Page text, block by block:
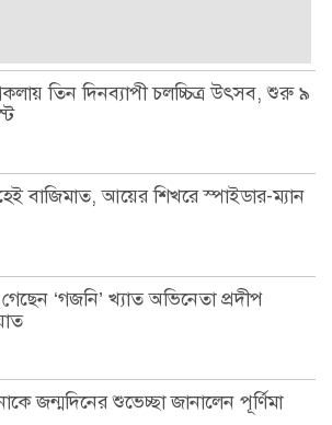
তিন দিনব্যাপী চলচ্চিত্র উৎসব, শুরু ৯
বাজিমাত, আয়ের শিখরে স্পাইডার-ম্যান
গেছেন ‘গজনি’ খ্যাত অভিনেতা প্রদীপ
জন্মদিনের শুভেচ্ছা জানালেন পূর্ণিমা